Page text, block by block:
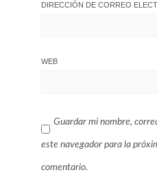
DIRECCIÓN DE CORREO
WEB
Guardar mi nombre,
este navegador para la
comentario.